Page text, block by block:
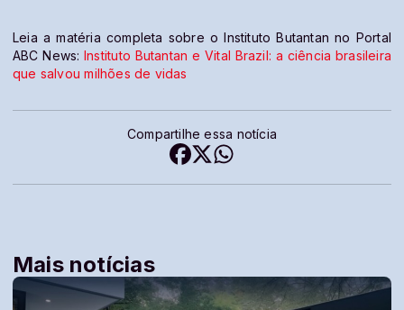
Leia a matéria completa sobre o Instituto Butantan no Portal
ABC News:Instituto Butantan e Vital Brazil: a ciência brasileira
que salvou milhões de vidas
Compartilhe essa notícia
Mais notícias